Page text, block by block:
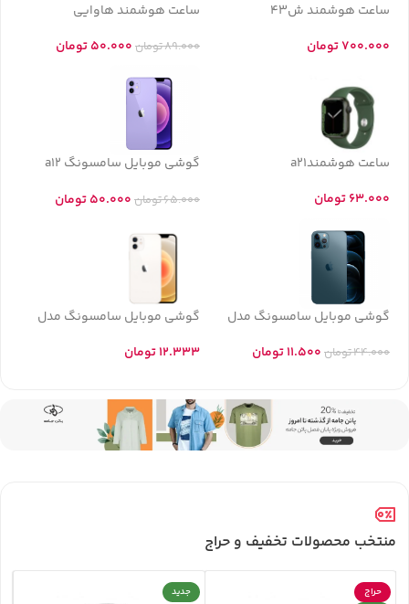
ساعت هوشمند ش43
700.000تومان
ساعت هوشمند هاوایی
89.000تومان 50.000تومان
ساعت هوشمندa21
63.000تومان
گوشی موبایل سامسونگ a12
65.000تومان 50.000تومان
گوشی موبایل سامسونگ مدل
44.000تومان 11.500تومان
گوشی موبایل سامسونگ مدل
12.333تومان
منتخب محصولات تخفیف و حراج
حراج
جدید